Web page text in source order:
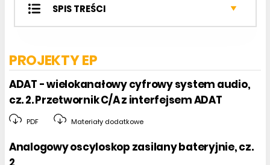
SPIS TREŚCI
Projekty czytelników
Notatnik konstruktora
Kursy
Sprzęt
Automatyka i Mechatronika
PROJEKTY EP
ADAT - wielokanałowy cyfrowy system audio,
cz. 2. Przetwornik C/A z interfejsem ADAT
PDF Materiały dodatkowe
Analogowy oscyloskop zasilany bateryjnie, cz.